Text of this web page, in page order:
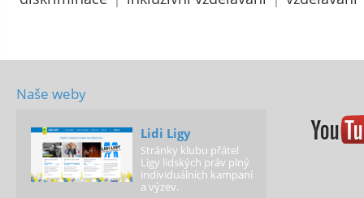
Naše weby
Lidi Ligy
Stránky klubu přátel
Ligy lidských práv plný
individuálních kampaní
a výzev.